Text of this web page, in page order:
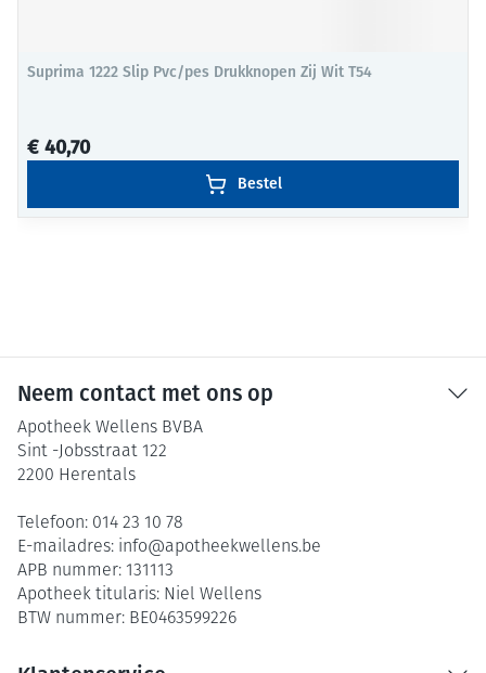
Suprima 1222 Slip Pvc/pes Drukknopen Zij Wit T54
€ 40,70
Bestel
Neem contact met ons op
Apotheek Wellens BVBA
Sint -Jobsstraat 122
2200 Herentals
Telefoon: 014 23 10 78
E-mailadres: info@apotheekwellens.be
APB nummer: 131113
Apotheek titularis: Niel Wellens
BTW nummer: BE0463599226